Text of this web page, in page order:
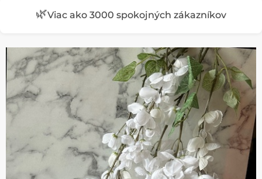
🌿Viac ako 3000 spokojných zákazníkov